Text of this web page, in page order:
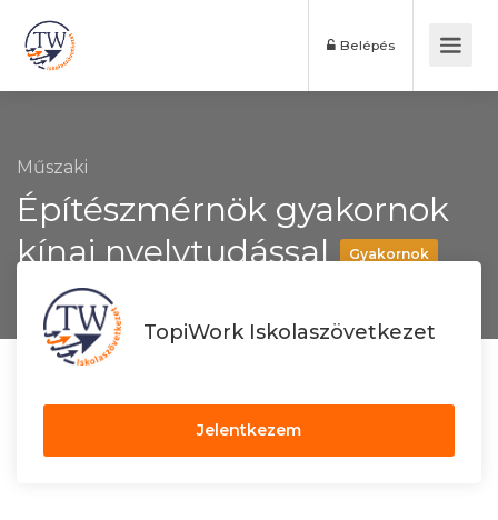
Belépés
Műszaki
Építészmérnök gyakornok
kínai nyelvtudással
Gyakornok
TopiWork Iskolaszövetkezet
Jelentkezem